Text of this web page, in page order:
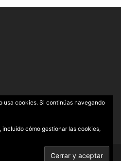
usa cookies. Si continúas navegando
incluido cómo gestionar las cookies,